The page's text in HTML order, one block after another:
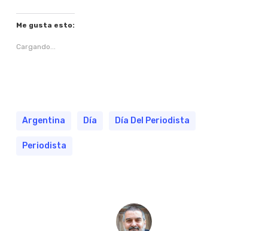
Me gusta esto:
Cargando...
Argentina Día Día Del Periodista
Periodista